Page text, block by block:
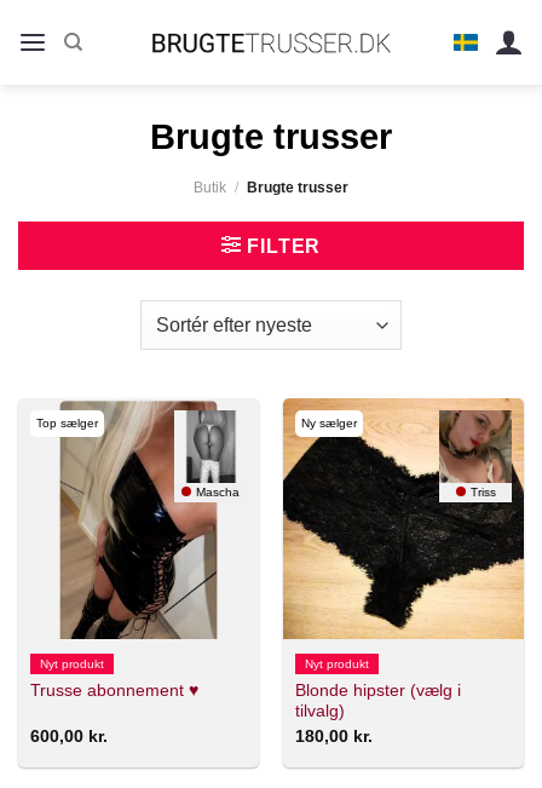
Brugte trusser
Butik / Brugte trusser
FILTER
Top sælger
Mascha
Nyt produkt
Trusse abonnement ♥️
600,00 kr.
Ny sælger
Triss
Nyt produkt
Blonde hipster (vælg i
tilvalg)
180,00 kr.